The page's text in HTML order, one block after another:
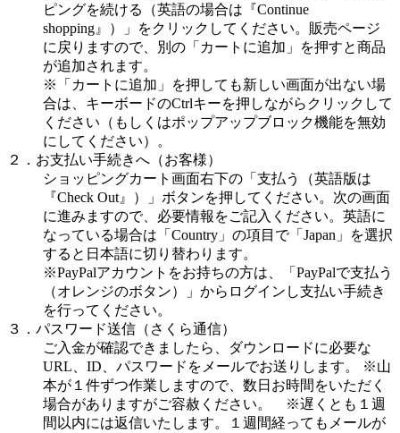
ピングを続ける（英語の場合は『Continue
shopping』）」をクリックしてください。販売ページ
に戻りますので、別の「カートに追加」を押すと商品
が追加されます。
※「カートに追加」を押しても新しい画面が出ない場
合は、キーボードのCtrlキーを押しながらクリックして
ください（もしくはポップアップブロック機能を無効
にしてください）。
２．お支払い手続きへ（お客様）
ショッピングカート画面右下の「支払う（英語版は
『Check Out』）」ボタンを押してください。次の画面
に進みますので、必要情報をご記入ください。英語に
なっている場合は「Country」の項目で「Japan」を選択
すると日本語に切り替わります。
※PayPalアカウントをお持ちの方は、「PayPalで支払う
（オレンジのボタン）」からログインし支払い手続き
を行ってください。
３．パスワード送信（さくら通信）
ご入金が確認できましたら、ダウンロードに必要な
URL、ID、パスワードをメールでお送りします。 ※山
本が１件ずつ作業しますので、数日お時間をいただく
場合がありますがご容赦ください。 ※遅くとも１週
間以内には返信いたします。１週間経ってもメールが